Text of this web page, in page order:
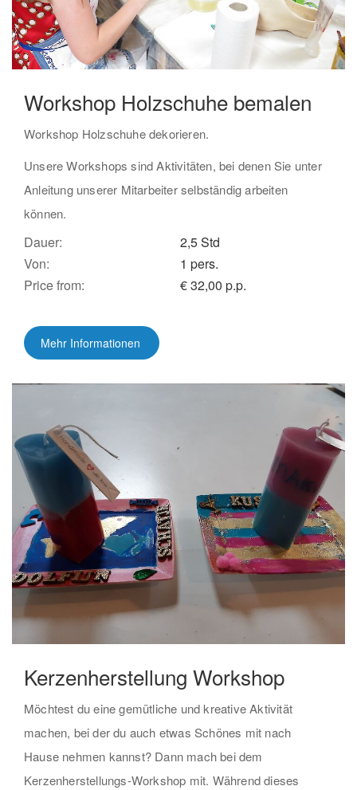
Workshop Holzschuhe bemalen
Workshop Holzschuhe dekorieren.
Unsere Workshops sind Aktivitäten, bei denen Sie unter
Anleitung unserer Mitarbeiter selbständig arbeiten
können.
Dauer:
2,5 Std
Von:
1 pers.
Price from:
€ 32,00 p.p.
Mehr Informationen
Kerzenherstellung Workshop
Möchtest du eine gemütliche und kreative Aktivität
machen, bei der du auch etwas Schönes mit nach
Hause nehmen kannst? Dann mach bei dem
Kerzenherstellungs-Workshop mit. Während dieses